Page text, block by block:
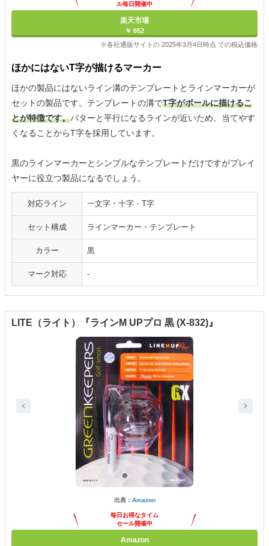
ル毎日開催中
楽天市場
￥ 652
※各社通販サイトの 2025年3月4日時点 での税込価格
ほかにはないT字が描けるマーカー
ほかの製品にはないライン溝のテンプレートとラインマーカーが
セットの製品です。テンプレートの溝でT字がボールに描けるこ
とが特徴です。パターと平行になるラインが近いため、当てやす
くなることからT字を採用しています。
黒のラインマーカーとシンプルなテンプレートだけですがプレイ
ヤーに役立つ製品になるでしょう。
対応ライン 一文字・十字・T字
セット構成 ラインマーカー・テンプレート
カラー 黒
マーク対応 -
LITE（ライト）『ラインM UPプロ 黒 (X-832)』
出典： Amazon
毎日お得なタイム
セール開催中
Amazon